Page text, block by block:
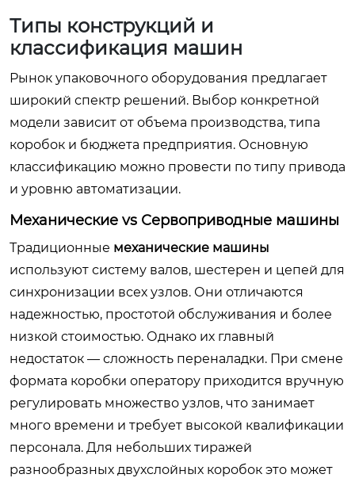
Типы конструкций и
классификация машин
Рынок упаковочного оборудования предлагает
широкий спектр решений. Выбор конкретной
модели зависит от объема производства, типа
коробок и бюджета предприятия. Основную
классификацию можно провести по типу привода
и уровню автоматизации.
Механические vs Сервоприводные машины
Традиционные механические машины
используют систему валов, шестерен и цепей для
синхронизации всех узлов. Они отличаются
надежностью, простотой обслуживания и более
низкой стоимостью. Однако их главный
недостаток — сложность переналадки. При смене
формата коробки оператору приходится вручную
регулировать множество узлов, что занимает
много времени и требует высокой квалификации
персонала. Для небольших тиражей
разнообразных двухслойных коробок это может